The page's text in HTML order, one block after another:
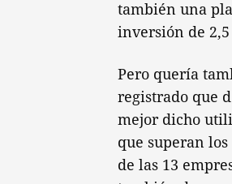
también una
inversión de
Pero quería
registrado que
mejor dicho
que superan
de las 13